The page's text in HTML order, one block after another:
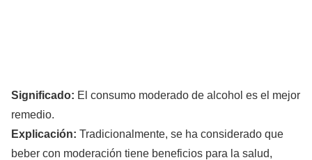
Significado: El consumo moderado de alcohol es el mejor
remedio.
Explicación: Tradicionalmente, se ha considerado que
beber con moderación tiene beneficios para la salud,